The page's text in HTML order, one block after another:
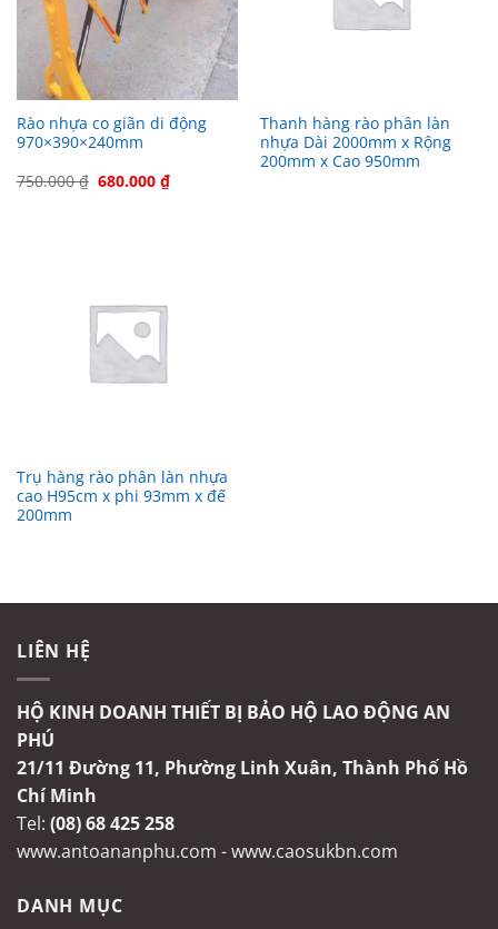
Rào nhựa co giãn di động
970×390×240mm
750.000₫ Giá
680.000 ₫Giá
hiện
Thanh hàng rào phân làn
nhựa Dài 2000mm x Rộng
200mm x Cao 950mm
Trụ hàng rào phân làn nhựa
cao H95cm x phi 93mm x đế
200mm
LIÊN HỆ
HỘ KINH DOANH THIẾT BỊ BẢO HỘ LAO ĐỘNG AN
PHÚ
21/11 Đường 11, Phường Linh Xuân, Thành Phố Hồ
Chí Minh
Tel: (08) 68 425 258
www.antoananphu.com -www.caosukbn.com
DANH MỤC